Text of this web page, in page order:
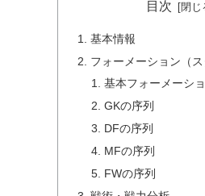
目次
基本情報
フォーメーション（
基本フォーメーシ
GKの序列
DFの序列
MFの序列
FWの序列